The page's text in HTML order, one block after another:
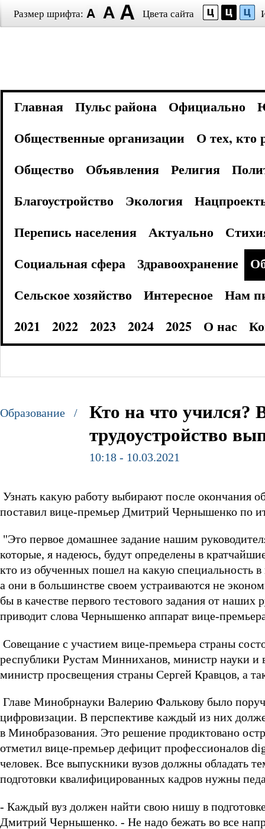
Размер шрифта: Цвета сайта
Главная Пульс района Официально
Общественные организации
О тех, кто
Общество
Объявления Религия
Благоустройство
Экология
Перепись населения
Актуально
Социальная сфера
Здравоохранение
Сельское хозяйство
Интересное
Нам
2021
2022 2023 2024 2025 О нас
Образование /
Кто на что учился?
трудоустройство
10:18 - 10.03.2021
Узнать какую работу выбирают после окончания
поставил вице-премьер Дмитрий Чернышенко по
"Это первое домашнее задание нашим
которые, я надеюсь, будут определены в
кто из обученных пошел на какую специальность
а они в большинстве своем устраиваются не
бы в качестве первого тестового задания от
приводит слова Чернышенко аппарат вице-
Совещание с участием вице-премьера страны
республики Рустам Минниханов, министр науки и
министр просвещения страны Сергей Кравцов, а
Главе Минобрнауки Валерию Фалькову было
цифровизации. В перспективе каждый из них
в Минобразования. Это решение продиктовано
отметил вице-премьер дефицит профессионалов
человек. Все выпускники вузов должны
подготовки квалифицированных кадров нужны
- Каждый вуз должен найти свою нишу в
Дмитрий Чернышенко. - Не надо бежать во все